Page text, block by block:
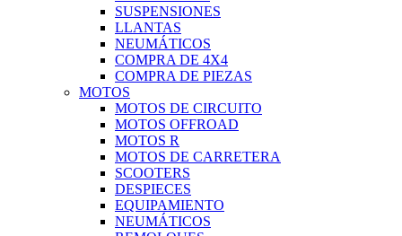
SUSPENSIONES
LLANTAS
NEUMÁTICOS
COMPRA DE 4X4
COMPRA DE PIEZAS
MOTOS
MOTOS DE CIRCUITO
MOTOS OFFROAD
MOTOS R
MOTOS DE CARRETERA
SCOOTERS
DESPIECES
EQUIPAMIENTO
NEUMÁTICOS